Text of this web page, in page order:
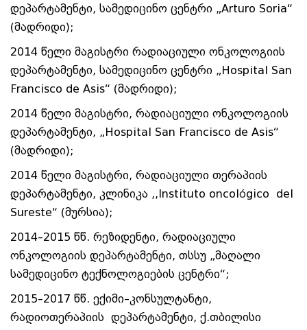
დეპარტამენტი, სამედიცინო ცენტრი „Arturo Soria“
(მადრიდი);
2014 წელი მაგისტრი რადიაციული ონკოლოგიის
დეპარტამენტი, სამედიცინო ცენტრი „Hospital San
Francisco de Asis“ (მადრიდი);
2014 წელი მაგისტრი, რადიაციული ონკოლოგიის
დეპარტამენტი, „Hospital San Francisco de Asis“
(მადრიდი);
2014 წელი მაგისტრი, რადიაციული თერაპიის
დეპარტამენტი, კლინიკა ,,Instituto oncológico del
Sureste“ (მურსია);
2014–2015 წწ. რეზიდენტი, რადიაციული
ონკოლოგიის დეპარტამენტი, თსსუ „მაღალი
სამედიცინო ტექნოლოგიების ცენტრი“;
2015–2017 წწ. ექიმი–კონსულტანტი,
რადიოთერაპიის დეპარტამენტი, ქ.თბილისი